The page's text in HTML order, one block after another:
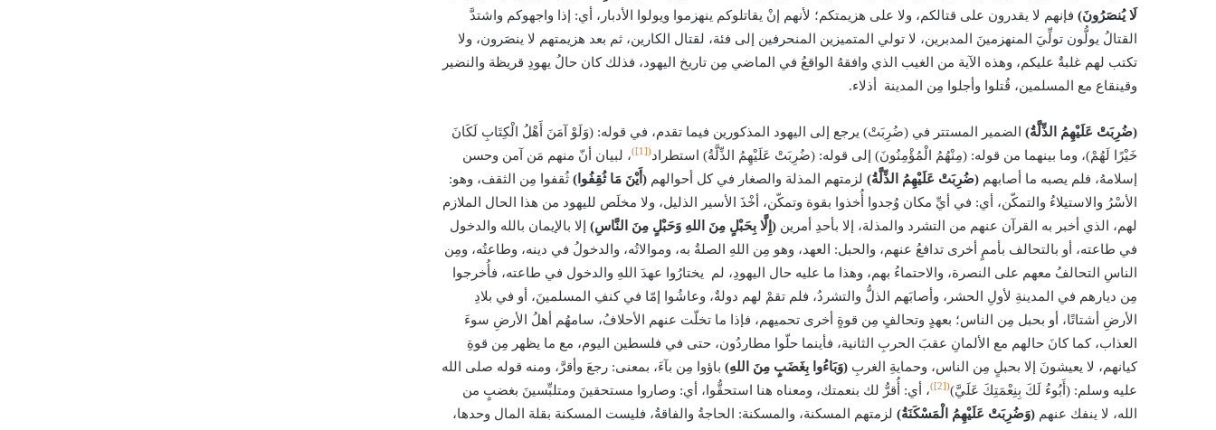
لَا يُنصَرُونَ) فإنهم لا يقدرون على قتالكم، ولا على هزيمتكم؛ لأنهم إنْ يقاتلوكم ينهزموا ويولوا الأدبار، أي: إذا واجهوكم واشتدَّ
القتالُ يولُّون تولِّيَ المنهزمينَ المدبرين، لا تولي المتميزين المنحرفين إلى فئة، لقتال الكارين، ثم بعد هزيمتهم لا ينصَرون، ولا
تكتب لهم غلبةٌ عليكم، وهذه الآية من الغيب الذي وافقهُ الواقعُ في الماضي مِن تاريخ اليهود، فذلك كان حالُ يهودِ قريظة والنضير
وقينقاع مع المسلمين، قُتلوا وأجلوا مِن المدينة أذلاء.
(ضُرِبَتْ عَلَيْهِمُ الذِّلَّةُ) الضمير المستتر في (ضُرِبَتْ) يرجع إلى اليهود المذكورين فيما تقدم، في قوله: (وَلَوْ آمَنَ أَهْلُ الْكِتَابِ لَكَانَ
خَيْرًا لَهُمْ)، وما بينهما من قوله: (مِنْهُمُ الْمُؤْمِنُونَ) إلى قوله: (ضُرِبَتْ عَلَيْهِمُ الذِّلَّةُ) استطراد([1])
، لبيان أنّ منهم مَن آمن وحسن
إسلامهُ، فلم يصبه ما أصابهم (ضُرِبَتْ عَلَيْهِمُ الذِّلَّةُ) لزمتهم المذلة والصغار في كل أحوالهم (أَيْنَ مَا ثُقِفُوا) ثُقفوا مِن الثقف، وهو:
الأسْرُ والاستيلاءُ والتمكّن، أي: في أيِّ مكان وُجدوا أُخذوا بقوة وتمكّن، أخْذَ الأسير الذليل، ولا مخلَص لليهود من هذا الحال الملازم
لهم، الذي أخبر به القرآن عنهم من التشرد والمذلة، إلا بأحدِ أمرين (إِلَّا بِحَبْلٍ مِنَ اللهِ وَحَبْلٍ مِنَ النَّاسِ) إلا بالإيمان بالله والدخول
في طاعته، أو بالتحالف بأممٍ أخرى تدافعُ عنهم، والحبل: العهد، وهو مِن اللهِ الصلةُ به، وموالاتُه، والدخولُ في دينه، وطاعتُه، ومِن
الناسِ التحالفُ معهم على النصرة، والاحتماءُ بهم، وهذا ما عليه حال اليهودِ، لم يختارُوا عهدَ اللهِ والدخول في طاعته، فأُخرجوا
مِن ديارهم في المدينةِ لأولِ الحشر، وأصابَهم الذلُّ والتشردُ، فلم تقمْ لهم دولةٌ، وعاشُوا إمّا في كنفِ المسلمينَ، أو في بلادِ
الأرضِ أشتاتًا، أو بحبل مِن الناس؛ بعهدٍ وتحالفٍ مِن قوةٍ أخرى تحميهم، فإذا ما تخلّت عنهم الأحلافُ، سامهُم أهلُ الأرضِ سوءَ
العذاب، كما كانَ حالهم مع الألمانِ عقبَ الحربِ الثانية، فأينما حلّوا مطاردُون، حتى في فلسطين اليوم، مع ما يظهر مِن قوةِ
كيانهم، لا يعيشونَ إلا بحبلٍ مِن الناس، وحمايةِ الغربِ (وَبَاءُوا بِغَضَبٍ مِنَ اللهِ) باؤوا مِن بآءَ، بمعنى: رجعَ وأقرَّ، ومنه قوله صلى الله
عليه وسلم: (أَبُوءُ لَكَ بِنِعْمَتِكَ عَلَيَّ)([2])
، أي: أُقرُّ لك بنعمتك، ومعناه هنا استحقُّوا، أي: وصاروا مستحقينَ ومتلبِّسينَ بغضبٍ من
الله، لا ينفك عنهم (وَضُرِبَتْ عَلَيْهِمُ الْمَسْكَنَةُ) لزمتهم المسكنة، والمسكنة: الحاجةُ والفاقةُ، فليست المسكنة بقلة المال وحدها،